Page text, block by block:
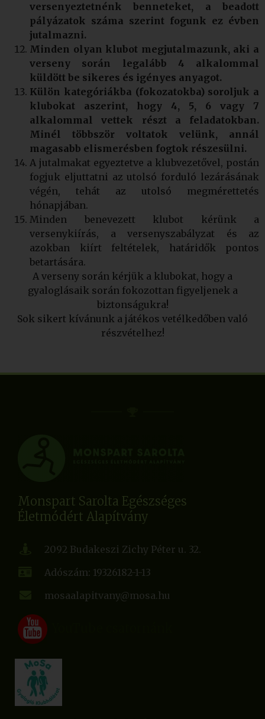
versenyeztetnénk benneteket, a beadott
pályázatok száma szerint fogunk ez évben
jutalmazni.
Minden olyan klubot megjutalmazunk, aki a
verseny során legalább 4 alkalommal
küldött be sikeres és igényes anyagot.
Külön kategóriákba (fokozatokba) soroljuk a
klubokat aszerint, hogy 4, 5, 6 vagy 7
alkalommal vettek részt a feladatokban.
Minél többször voltatok velünk, annál
magasabb elismerésben fogtok részesülni.
A jutalmakat egyeztetve a klubvezetővel, postán
fogjuk eljuttatni az utolsó forduló lezárásának
végén, tehát az utolsó megmérettetés
hónapjában.
Minden benevezett klubot kérünk a
versenykiírás, a versenyszabályzat és az
azokban kiírt feltételek, határidők pontos
betartására.
A verseny során kérjük a klubokat, hogy a
gyaloglásaik során fokozottan figyeljenek a
biztonságukra!
Sok sikert kívánunk a játékos vetélkedőben való
részvételhez!
Monspart Sarolta Egészséges
Életmódért Alapítvány
2092 Budakeszi Zichy Péter u. 32.
Adószám: 19326182-1-13
mosaalapitvany@mosa.hu